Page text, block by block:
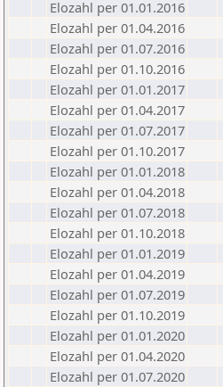
Elozahl per 01.01.2016
Elozahl per 01.04.2016
Elozahl per 01.07.2016
Elozahl per 01.10.2016
Elozahl per 01.01.2017
Elozahl per 01.04.2017
Elozahl per 01.07.2017
Elozahl per 01.10.2017
Elozahl per 01.01.2018
Elozahl per 01.04.2018
Elozahl per 01.07.2018
Elozahl per 01.10.2018
Elozahl per 01.01.2019
Elozahl per 01.04.2019
Elozahl per 01.07.2019
Elozahl per 01.10.2019
Elozahl per 01.01.2020
Elozahl per 01.04.2020
Elozahl per 01.07.2020